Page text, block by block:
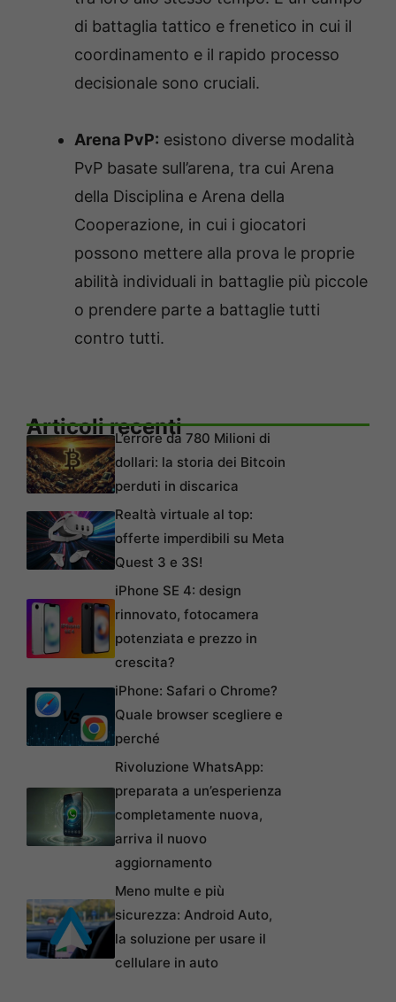
di battaglia tattico e frenetico in cui il
coordinamento e il rapido processo
decisionale sono cruciali.
Arena PvP: esistono diverse modalità
PvP basate sull’arena, tra cui Arena
della Disciplina e Arena della
Cooperazione, in cui i giocatori
possono mettere alla prova le proprie
abilità individuali in battaglie più piccole
o prendere parte a battaglie tutti
contro tutti.
Articoli recentiL’errore da 780 Milioni di
dollari: la storia dei Bitcoin
perduti in discarica
Realtà virtuale al top:
offerte imperdibili su Meta
Quest 3 e 3S!
iPhone SE 4: design
rinnovato, fotocamera
potenziata e prezzo in
crescita?
iPhone: Safari o Chrome?
Quale browser scegliere e
perché
Rivoluzione WhatsApp:
preparata a un’esperienza
completamente nuova,
arriva il nuovo
aggiornamento
Meno multe e più
sicurezza: Android Auto,
la soluzione per usare il
cellulare in auto